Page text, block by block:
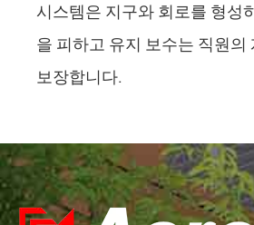
시스템은 지구와 회로를 형성
을 피하고 유지 보수는 직원의
보장합니다.